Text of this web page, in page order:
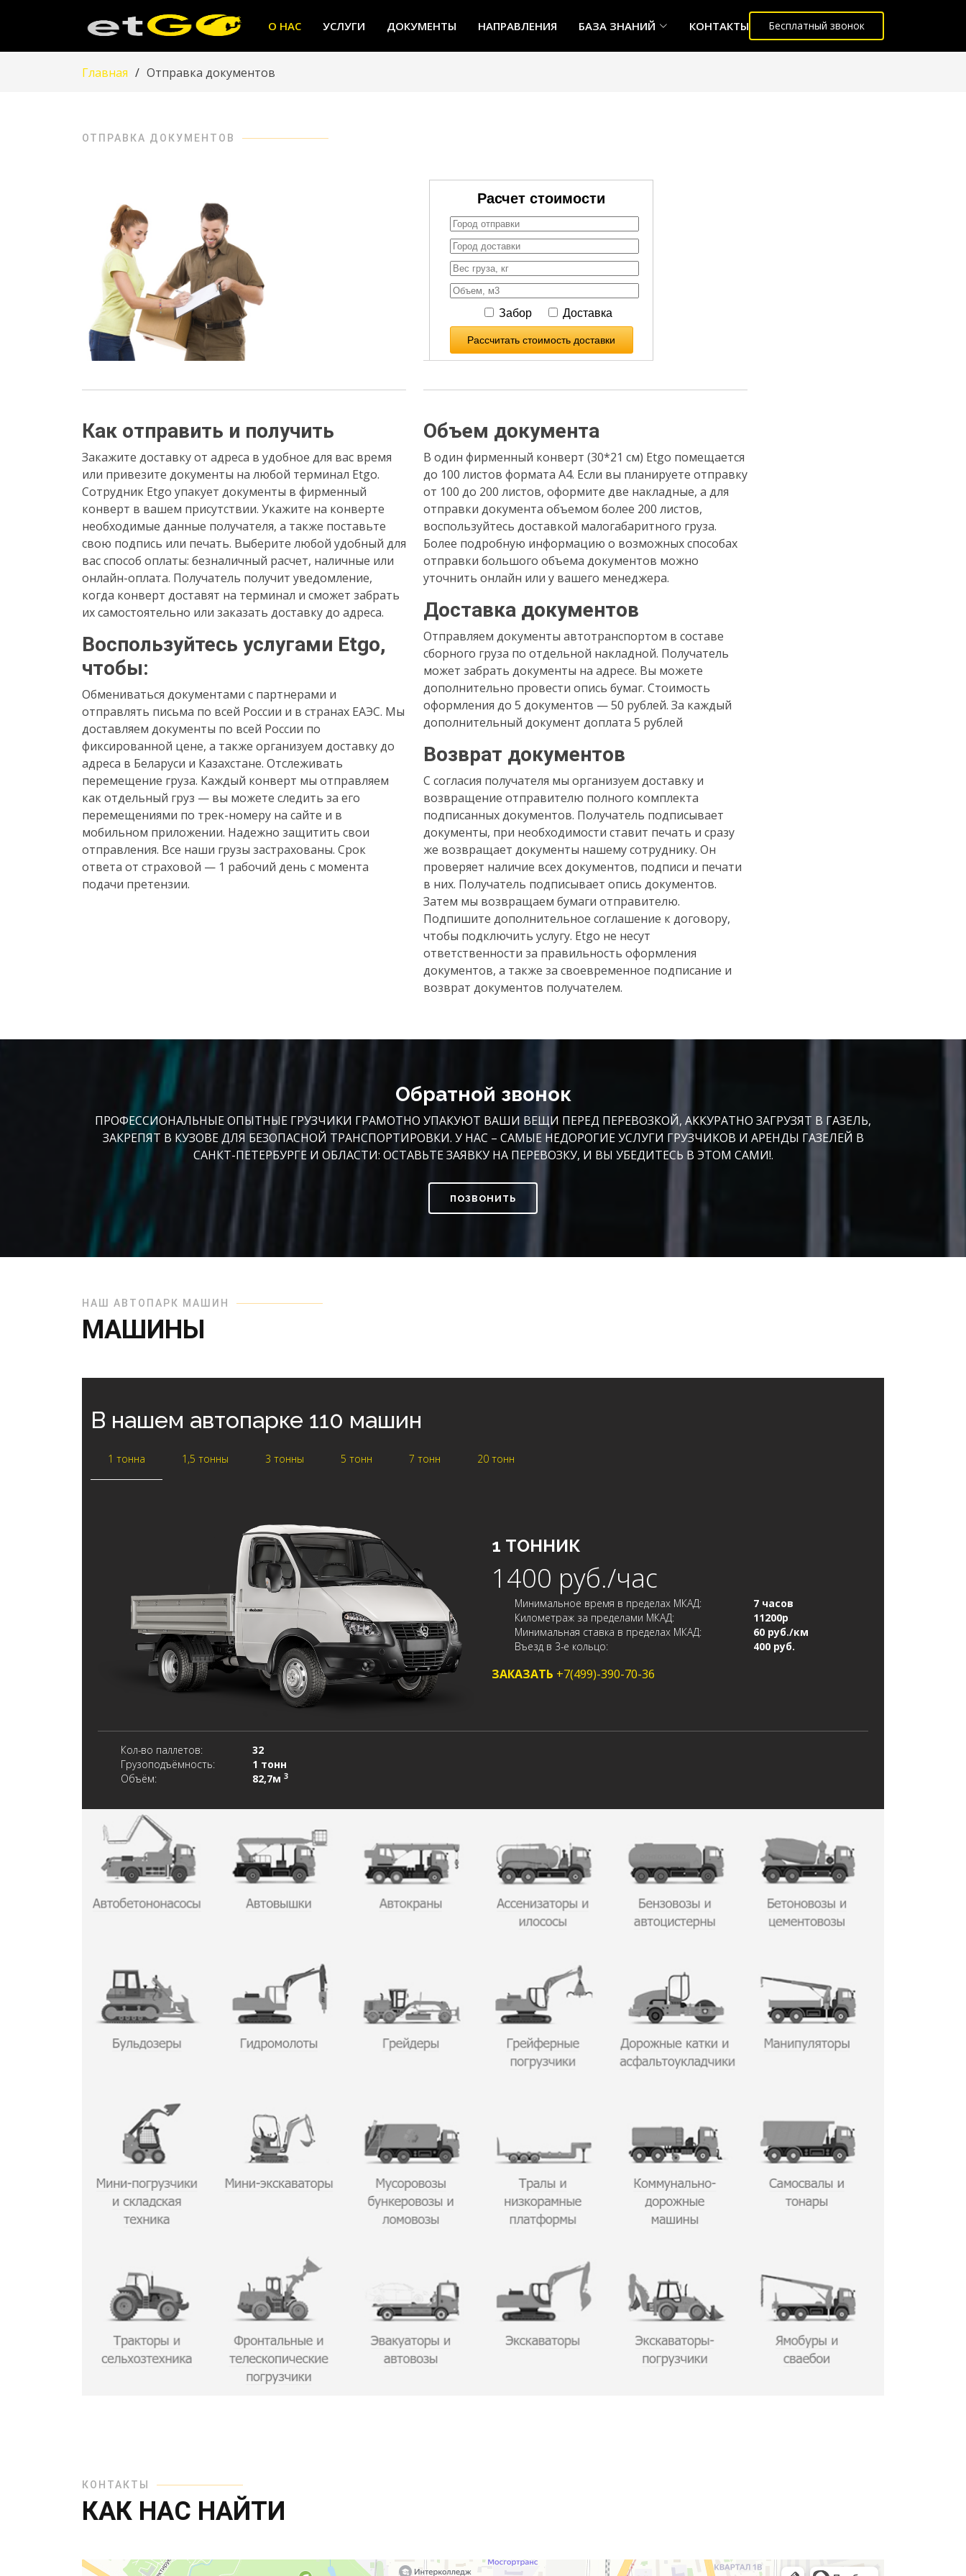
О НАС УСЛУГИ ДОКУМЕНТЫ НАПРАВЛЕНИЯ БАЗА ЗНАНИЙ КОНТАКТЫ Бесплатный звонок
Главная Отправка документов
ОТПРАВКА ДОКУМЕНТОВ
Как отправить и получить
Закажите доставку от адреса в удобное для вас время
или привезите документы на любой терминал Etgo.
Сотрудник Etgo упакует документы в фирменный
конверт в вашем присутствии. Укажите на конверте
необходимые данные получателя, а также поставьте
свою подпись или печать. Выберите любой удобный для
вас способ оплаты: безналичный расчет, наличные или
онлайн-оплата. Получатель получит уведомление,
когда конверт доставят на терминал и сможет забрать
их самостоятельно или заказать доставку до адреса.
Воспользуйтесь услугами Etgo,
чтобы:
Обмениваться документами с партнерами и
отправлять письма по всей России и в странах ЕАЭС. Мы
доставляем документы по всей России по
фиксированной цене, а также организуем доставку до
адреса в Беларуси и Казахстане. Отслеживать
перемещение груза. Каждый конверт мы отправляем
как отдельный груз — вы можете следить за его
перемещениями по трек-номеру на сайте и в
мобильном приложении. Надежно защитить свои
отправления. Все наши грузы застрахованы. Срок
ответа от страховой — 1 рабочий день с момента
подачи претензии.
Объем документа
В один фирменный конверт (30*21 см) Etgo помещается
до 100 листов формата А4. Если вы планируете отправку
от 100 до 200 листов, оформите две накладные, а для
отправки документа объемом более 200 листов,
воспользуйтесь доставкой малогабаритного груза.
Более подробную информацию о возможных способах
отправки большого объема документов можно
уточнить онлайн или у вашего менеджера.
Доставка документов
Отправляем документы автотранспортом в составе
сборного груза по отдельной накладной. Получатель
может забрать документы на адресе. Вы можете
дополнительно провести опись бумаг. Стоимость
оформления до 5 документов — 50 рублей. За каждый
дополнительный документ доплата 5 рублей
Возврат документов
С согласия получателя мы организуем доставку и
возвращение отправителю полного комплекта
подписанных документов. Получатель подписывает
документы, при необходимости ставит печать и сразу
же возвращает документы нашему сотруднику. Он
проверяет наличие всех документов, подписи и печати
в них. Получатель подписывает опись документов.
Затем мы возвращаем бумаги отправителю.
Подпишите дополнительное соглашение к договору,
чтобы подключить услугу. Etgo не несут
ответственности за правильность оформления
документов, а также за своевременное подписание и
возврат документов получателем.
Обратной звонок
ПРОФЕССИОНАЛЬНЫЕ ОПЫТНЫЕ ГРУЗЧИКИ ГРАМОТНО УПАКУЮТ ВАШИ ВЕЩИ ПЕРЕД ПЕРЕВОЗКОЙ, АККУРАТНО ЗАГРУЗЯТ В ГАЗЕЛЬ,
ЗАКРЕПЯТ В КУЗОВЕ ДЛЯ БЕЗОПАСНОЙ ТРАНСПОРТИРОВКИ. У НАС – САМЫЕ НЕДОРОГИЕ УСЛУГИ ГРУЗЧИКОВ И АРЕНДЫ ГАЗЕЛЕЙ В
САНКТ-ПЕТЕРБУРГЕ И ОБЛАСТИ: ОСТАВЬТЕ ЗАЯВКУ НА ПЕРЕВОЗКУ, И ВЫ УБЕДИТЕСЬ В ЭТОМ САМИ!.
позвонить
НАШ АВТОПАРК МАШИН
МАШИНЫ
В нашем автопарке 110 машин
1 тонна 1,5 тонны 3 тонны 5 тонн 7 тонн 20 тонн
1 ТОННИК
1400 руб./час
Минимальное время в пределах МКАД:
Километраж за пределами МКАД:
Минимальная ставка в пределах МКАД:
Въезд в 3-е кольцо:
7 часов
11200р
60 руб./км
400 руб.
ЗАКАЗАТЬ +7(499)-390-70-36
Кол-во паллетов:
Грузоподъёмность:
Объём:
32
1 тонн
82,7м 3
КОНТАКТЫ
КАК НАС НАЙТИ